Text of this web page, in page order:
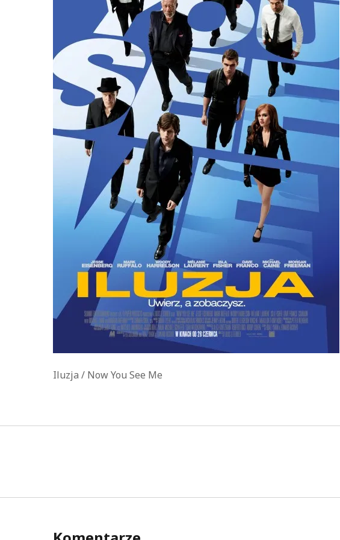
Knausgård komedie komedie romantyczne kryminał
Londyn narkotyki NetflixNowy Jork
Paryż polskie filmy PRL sci-fiscience-
fictionserial BBCthriller USA Warszawa
weganizm Wydawnictwo Muza
Wydawnictwo Uniwersytetu
Jagiellońskiego
Wydawnictwo Znak
XIX
wiek
XVIII wiekXX wiek
Iluzja / Now You See Me